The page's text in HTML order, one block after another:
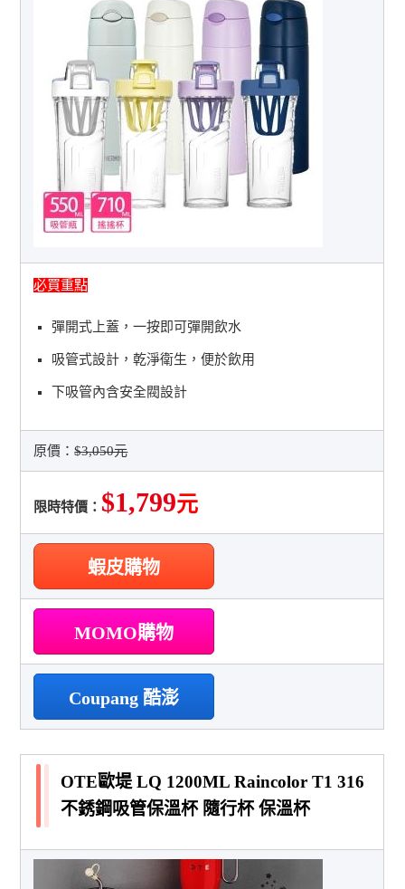
必買重點
彈開式上蓋，一按即可彈開飲水
吸管式設計，乾淨衛生，便於飲用
下吸管內含安全閥設計
原價：$3,050元
限時特價： $1,799元
蝦皮購物
MOMO購物
Coupang 酷澎
OTE歐堤 LQ 1200ML Raincolor T1 316
不銹鋼吸管保溫杯 隨行杯 保溫杯